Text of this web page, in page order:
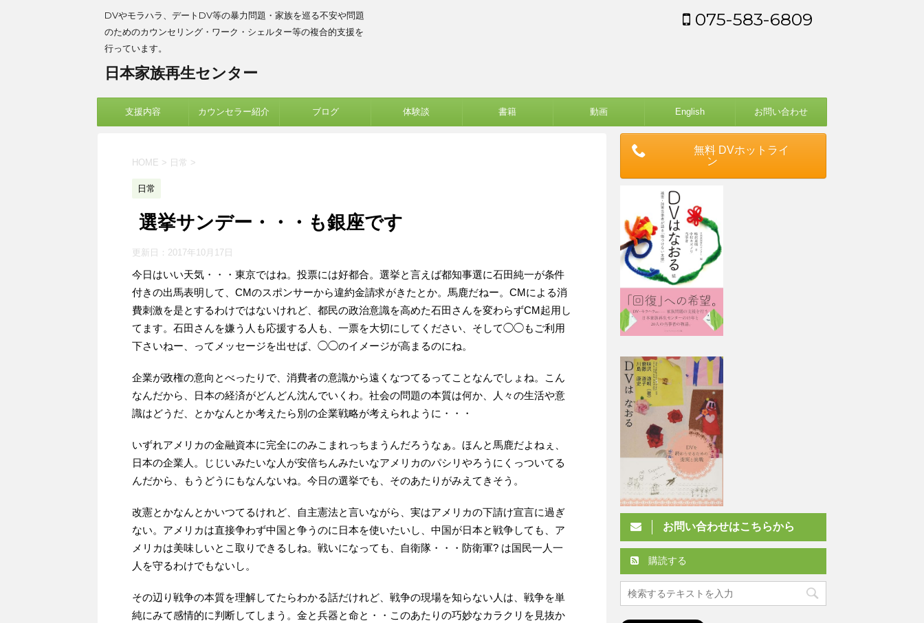
DVやモラハラ、デートDV等の暴力問題・家族を巡る不安や問題
のためのカウンセリング・ワーク・シェルター等の複合的支援を
行っています。
日本家族再生センター
075-583-6809
支援内容 カウンセラー紹介 ブログ 体験談 書籍 動画 English お問い合わせ
HOME > 日常 >
日常
選挙サンデー・・・も銀座です
更新日： 2017年10月17日
今日はいい天気・・・東京ではね。投票には好都合。選挙と言えば都知事選に石田純一が条件
付きの出馬表明して、CMのスポンサーから違約金請求がきたとか。馬鹿だねー。CMによる消
費刺激を是とするわけではないけれど、都民の政治意識を高めた石田さんを変わらずCM起用し
てます。石田さんを嫌う人も応援する人も、一票を大切にしてください、そして◯◯もご利用
下さいねー、ってメッセージを出せば、◯◯のイメージが高まるのにね。
企業が政権の意向とべったりで、消費者の意識から遠くなつてるってことなんでしょね。こん
なんだから、日本の経済がどんどん沈んでいくわ。社会の問題の本質は何か、人々の生活や意
識はどうだ、とかなんとか考えたら別の企業戦略が考えられように・・・
いずれアメリカの金融資本に完全にのみこまれっちまうんだろうなぁ。ほんと馬鹿だよねぇ、
日本の企業人。じじいみたいな人が安倍ちんみたいなアメリカのパシリやろうにくっついてる
んだから、もうどうにもなんないね。今日の選挙でも、そのあたりがみえてきそう。
改憲とかなんとかいつてるけれど、自主憲法と言いながら、実はアメリカの下請け宣言に過ぎ
ない。アメリカは直接争わず中国と争うのに日本を使いたいし、中国が日本と戦争しても、ア
メリカは美味しいとこ取りできるしね。戦いになっても、自衛隊・・・防衛軍? は国民一人一
人を守るわけでもないし。
その辺り戦争の本質を理解してたらわかる話だけれど、戦争の現場を知らない人は、戦争を単
純にみて感情的に判断してしまう。金と兵器と命と・・このあたりの巧妙なカラクリを見抜か
無料 DVホットライ
ン
お問い合わせはこちらから
購読する